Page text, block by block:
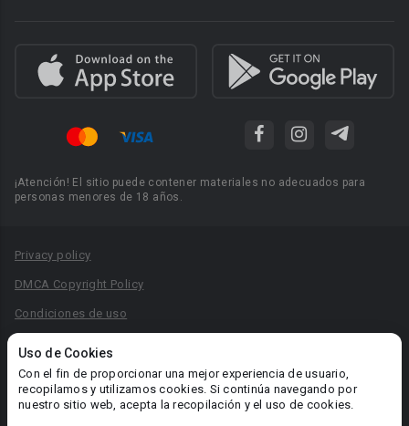
Uso de Cookies
Con el fin de proporcionar una mejor experiencia de usuario,
recopilamos y utilizamos cookies. Si continúa navegando por
nuestro sitio web, acepta la recopilación y el uso de cookies.
¡Atención! El sitio puede contener materiales no adecuados para
personas menores de 18 años.
Privacy policy
DMCA Copyright Policy
Condiciones de uso
Reglas para la publicación de libros
Área RR.PP.: pr@booknet.com